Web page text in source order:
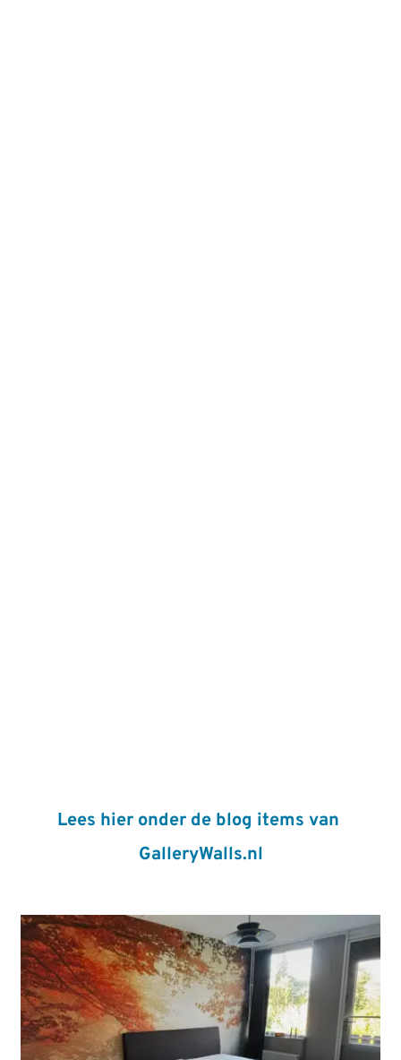
Lees hier onder de blog items van
GalleryWalls.nl